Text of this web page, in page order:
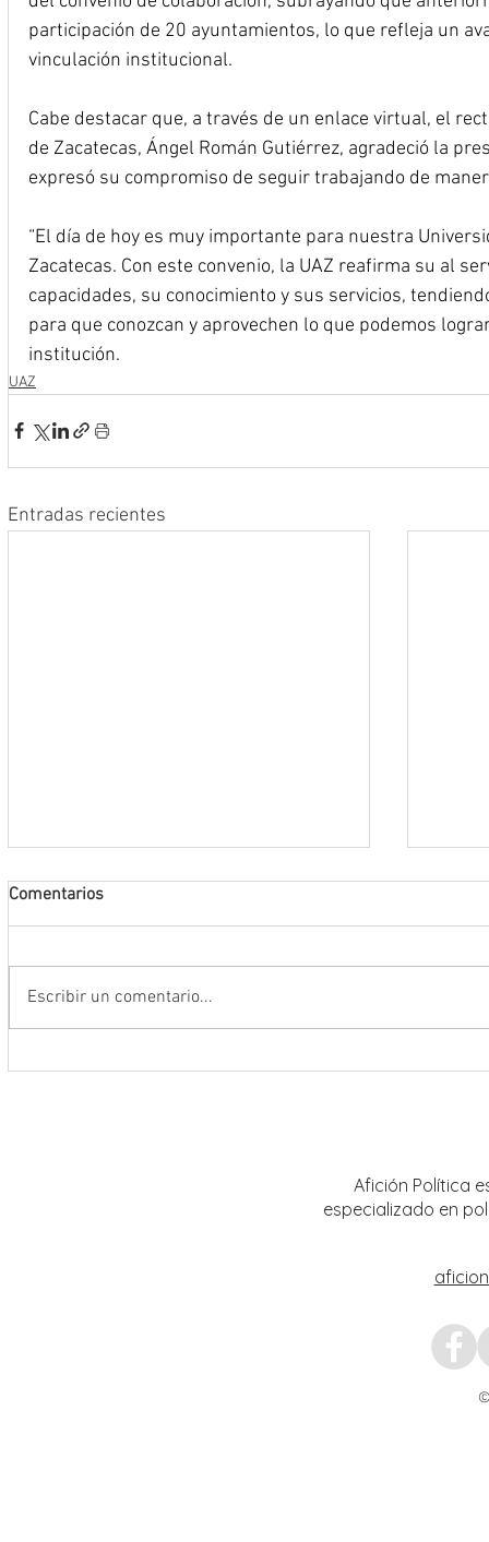
participación de 20 ayuntamientos, lo que refleja un
vinculación institucional.
Cabe destacar que, a través de un enlace virtual, el
de Zacatecas, Ángel Román Gutiérrez, agradeció la
expresó su compromiso de seguir trabajando de
“El día de hoy es muy importante para nuestra
Zacatecas. Con este convenio, la UAZ reafirma su al
capacidades, su conocimiento y sus servicios,
para que conozcan y aprovechen lo que podemos
institución.
UAZ
Entradas recientes
Comentarios
Escribir un comentario...
Afición Política
especializado en